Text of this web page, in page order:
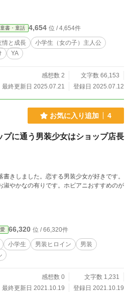
』という思いに突き動かされ、蒼輝自身の
れる小学生向けの将棋大会・『神戸こども
ことに。 果たして二人は、決勝の舞台で盤
るのか？ そして、『将棋が好き』という思
した蒼輝が、戦いの果てに見る景色とは―
童書・童話 4,654 位 / 4,654件
情と成長
小学生（女の子）主人公
YA
感想数 2
文字数 66,153
最終更新日 2025.07.21
登録日 2025.07.12
お気に入り追加 4
プに通う男装少女はショップ店長
きしました。恋する男装少女が好きです。
淑やかなの有りです。ホビアニおすすめのが
66,320 位 / 66,320件
小学生 男装ヒロイン
男装
感想数 0
文字数 1,231
最終更新日 2021.10.19
登録日 2021.10.19